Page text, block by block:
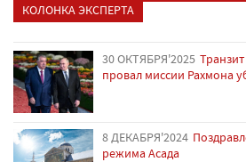
КОЛОНКА ЭКСПЕРТА
30 ОКТЯБРЯ'2025
провал миссии Рахмона
8 ДЕКАБРЯ'2024
режима Асада